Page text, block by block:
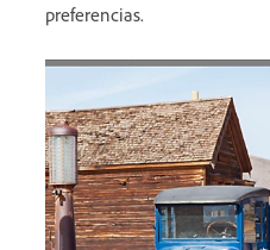
preferencias.